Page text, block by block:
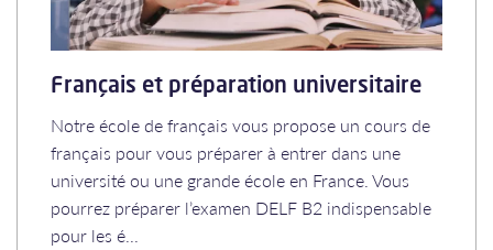
Français et préparation universitaire
Notre école de français vous propose un cours de
français pour vous préparer à entrer dans une
université ou une grande école en France. Vous
pourrez préparer l’examen DELF B2 indispensable
pour les é...